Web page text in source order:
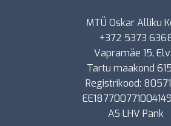
MTÜ Oskar Alliku
+372 5373
Vapramäe 15,
Tartu maakond
Registrikood:
AS LHV Pank